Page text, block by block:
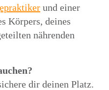
und einer
Körpers, deines
nährenden
dir deinen Platz.